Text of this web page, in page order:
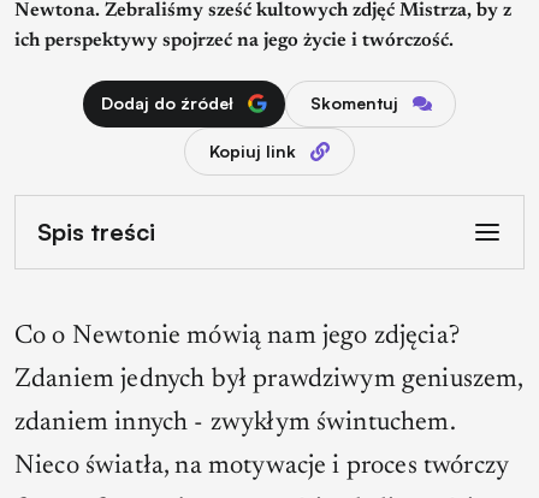
Newtona. Zebraliśmy sześć kultowych zdjęć Mistrza, by z
ich perspektywy spojrzeć na jego życie i twórczość.
Dodaj do źródeł Skomentuj
Kopiuj link
Spis treści
Co o Newtonie mówią nam jego zdjęcia?
Zdaniem jednych był prawdziwym geniuszem,
zdaniem innych - zwykłym świntuchem.
Nieco światła, na motywacje i proces twórczy